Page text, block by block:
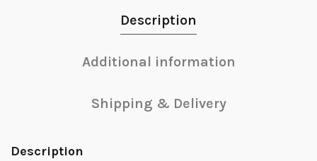
Description
Additional information
Shipping & Delivery
Description